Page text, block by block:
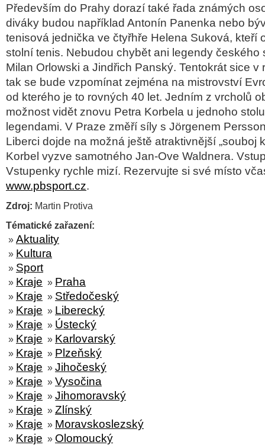
Především do Prahy dorazí také řada známých
diváky budou například Antonín Panenka nebo
tenisová jednička ve čtyřhře Helena Suková, kteří
stolní tenis. Nebudou chybět ani legendy českého
Milan Orlowski a Jindřich Panský. Tentokrát sice v
tak se bude vzpomínat zejména na mistrovství
od kterého je to rovných 40 let. Jedním z vrcholů
možnost vidět znovu Petra Korbela u jednoho
legendami. V Praze změří síly s Jörgenem
Liberci dojde na možná ještě atraktivnější „souboj
Korbel vyzve samotného Jan-Ove Waldnera.
Vstupenky rychle mizí. Rezervujte si své místo
www.pbsport.cz.
Zdroj: Martin Protiva
Tématické zařazení:
» Aktuality
» Kultura
» Sport
» Kraje » Praha
» Kraje » Středočeský
» Kraje » Liberecký
» Kraje » Ústecký
» Kraje » Karlovarský
» Kraje » Plzeňský
» Kraje » Jihočeský
» Kraje » Vysočina
» Kraje » Jihomoravský
» Kraje » Zlínský
» Kraje » Moravskoslezský
» Kraje » Olomoucký